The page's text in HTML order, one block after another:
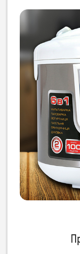
Мультиварка-
Redmond RMC-
грн
грн